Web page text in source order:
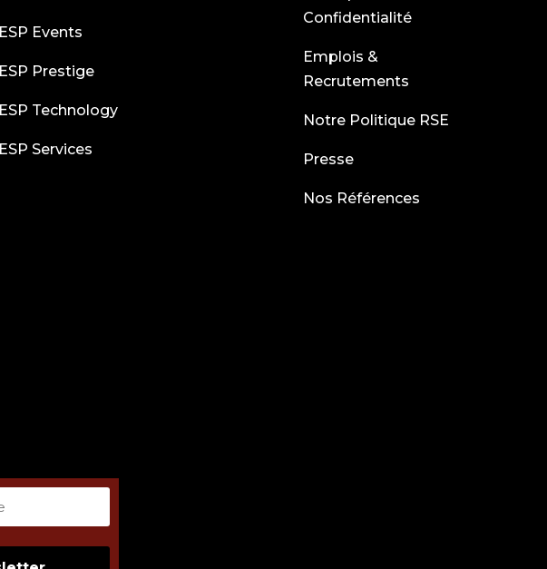
ESP Events
ESP Prestige
ESP Technology
ESP Services
Confidentialité
Emplois &
Recrutements
Notre Politique RSE
Presse
Nos Références